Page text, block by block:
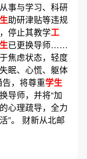
事与学习、科研
助研津贴等违规
停止其教学工
已更换导师……
焦虑状态，轻度
眠、心慌、躯体
，将尊重学生
导师，并将“加
心理疏导，全力
”。 财新从北邮